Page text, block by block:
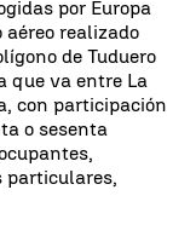
por Europa
aéreo realizado
de Tuduero
que va entre La
con participación
o sesenta
particulares,